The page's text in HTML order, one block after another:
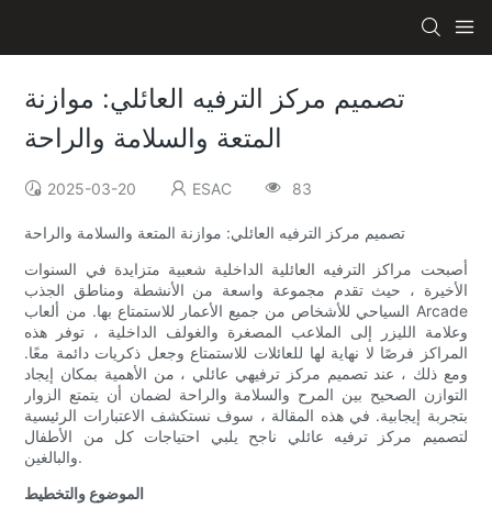
تصميم مركز الترفيه العائلي: موازنة
المتعة والسلامة والراحة
2025-03-20 ESAC 83
تصميم مركز الترفيه العائلي: موازنة المتعة والسلامة والراحة
أصبحت مراكز الترفيه العائلية الداخلية شعبية متزايدة في السنوات
الأخيرة ، حيث تقدم مجموعة واسعة من الأنشطة ومناطق الجذب
السياحي للأشخاص من جميع الأعمار للاستمتاع بها. من ألعاب Arcade
وعلامة الليزر إلى الملاعب المصغرة والغولف الداخلية ، توفر هذه
المراكز فرصًا لا نهاية لها للعائلات للاستمتاع وجعل ذكريات دائمة معًا.
ومع ذلك ، عند تصميم مركز ترفيهي عائلي ، من الأهمية بمكان إيجاد
التوازن الصحيح بين المرح والسلامة والراحة لضمان أن يتمتع الزوار
بتجربة إيجابية. في هذه المقالة ، سوف نستكشف الاعتبارات الرئيسية
لتصميم مركز ترفيه عائلي ناجح يلبي احتياجات كل من الأطفال
والبالغين.
الموضوع والتخطيط